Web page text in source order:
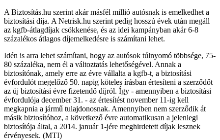
A Biztosítás.hu szerint akár másfél millió autósnak is emelkedhet a
biztosítási díja. A Netrisk.hu szerint pedig hosszú évek után megáll
az kgfb-átlagdíjak csökkenése, és az idei kampányban akár 6-8
százalékos átlagos díjemelkedésre is számítani lehet.
Idén is arra lehet számítani, hogy az autósok túlnyomó többsége, 75-
80 százaléka, nem él a változtatás lehetőségével. Annak a
biztosítónak, amely erre az évre vállalta a kgfb-t, a biztosítási
évfordulót megelőző 50. napig köteles írásban értesíteni a szerződőt
az új biztosítási évre fizetendő díjról. Így - amennyiben a biztosítási
évfordulója december 31. - az értesítést november 11-ig kell
megkapnia a jármű tulajdonosnak. Amennyiben nem szerződik át
másik biztosítóhoz, a következő évre automatikusan a jelenlegi
biztosítója által, a 2014. január 1-jére meghirdetett díjak lesznek
érvényesek. (MTI)